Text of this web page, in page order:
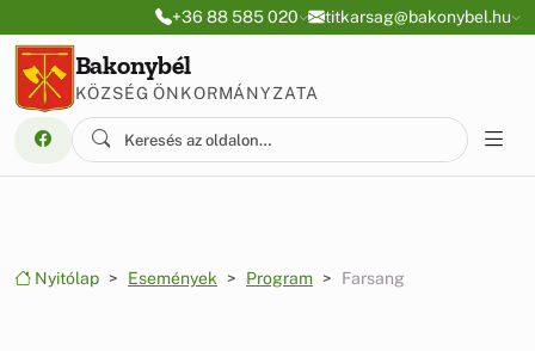
Ugrás a menüre
Ugrás a tartalomra+36 88 585 020 titkarsag@bakonybel.hu
Bakonybél
KÖZSÉG ÖNKORMÁNYZATA
Nyitólap Események Program Farsang